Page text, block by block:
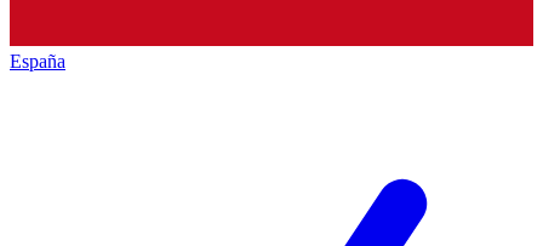
España